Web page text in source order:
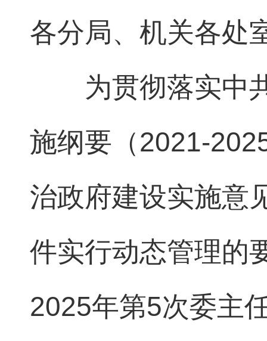
各分局、机关各处
为贯彻落实中
施纲要（2021-
治政府建设实施意
件实行动态管理的
2025年第5次委主